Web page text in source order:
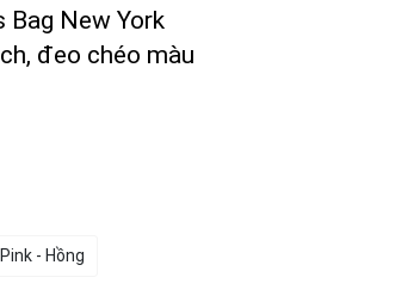
Bag New York
đeo chéo màu
Pink - Hồng